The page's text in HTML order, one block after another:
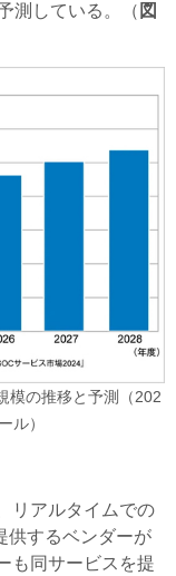
測している。（ 図
模の推移と予測（202
ル）
リアルタイムでの
供するベンダーが
も同サービスを提